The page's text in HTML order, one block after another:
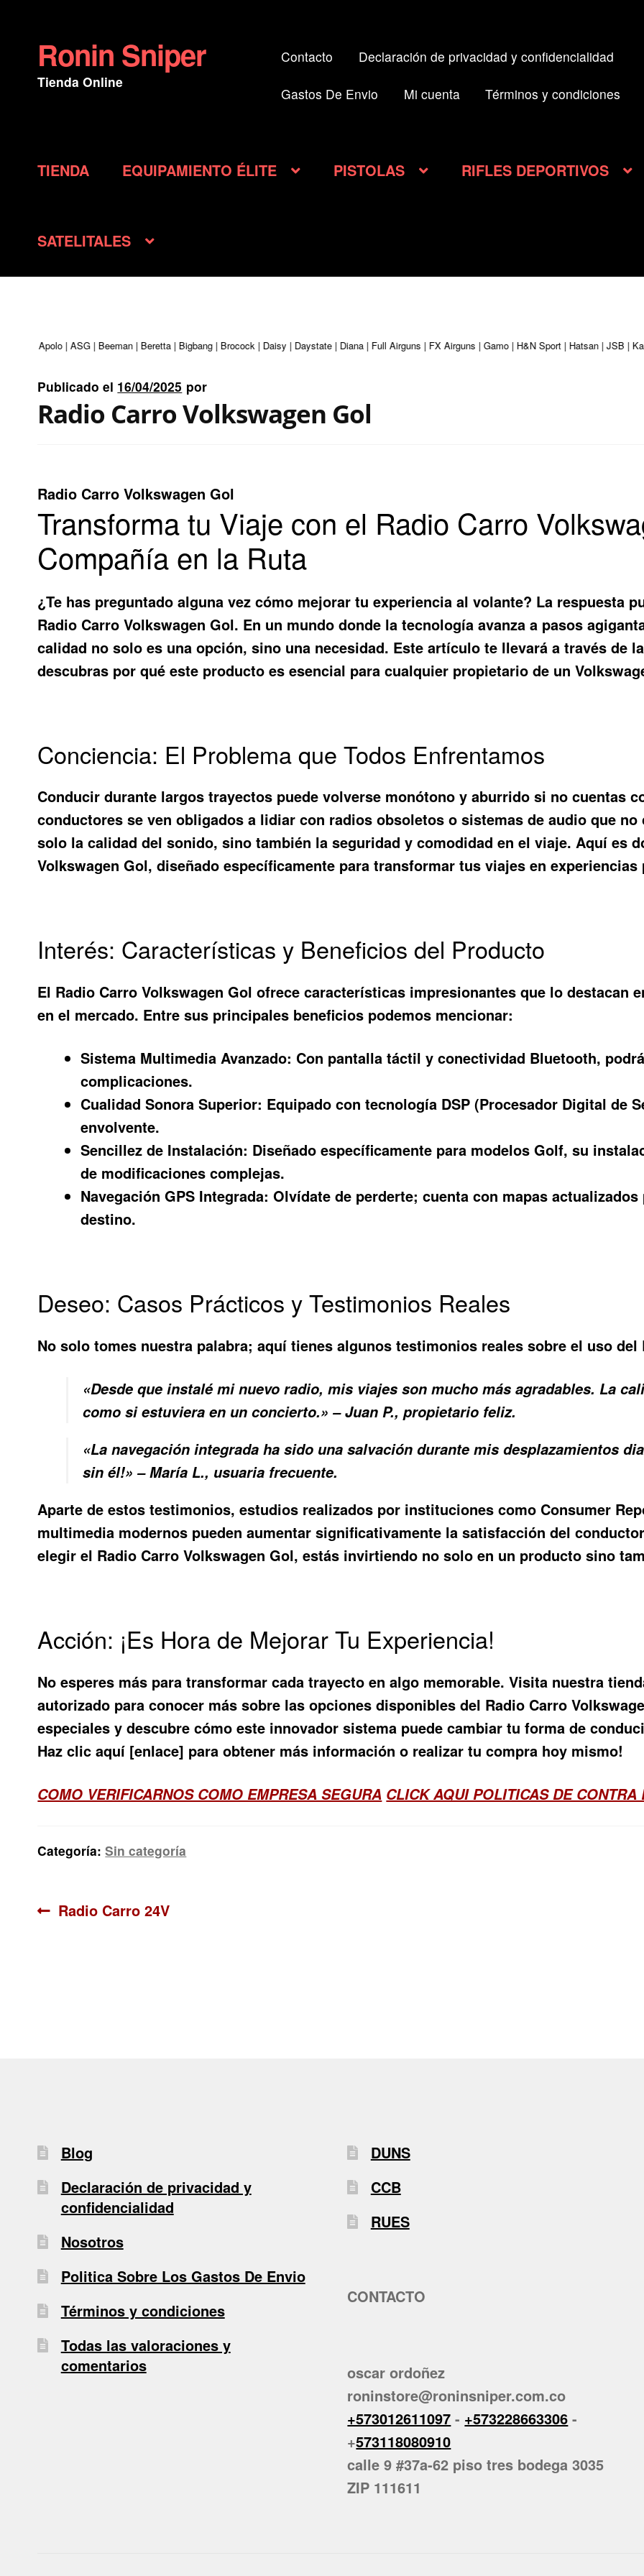
Ir
a
la
Ir
al
contenido
Ronin Sniper
Tienda Online
Contacto Declaración de privacidad y confidencialidad
Gastos De Envio Mi cuenta Términos y condiciones
TIENDA EQUIPAMIENTO ÉLITE PISTOLAS RIFLES DEPORTIVOS
SATELITALES
| Apolo | ASG | Beeman | Beretta | Bigbang | Brocock | Daisy | Daystate | Diana | Full Airguns | FX Airguns | Gamo | H&N Sport | Hatsan | JSB |
Publicado el 16/04/2025 por
Radio Carro Volkswagen Gol
Radio Carro Volkswagen Gol
Transforma tu Viaje con el Radio Carro
Compañía en la Ruta
¿Te has preguntado alguna vez cómo mejorar tu experiencia al volante? La respuesta
Radio Carro Volkswagen Gol. En un mundo donde la tecnología avanza a pasos
calidad no solo es una opción, sino una necesidad. Este artículo te llevará a través de
descubras por qué este producto es esencial para cualquier propietario de un
Conciencia: El Problema que Todos Enfrentamos
Conducir durante largos trayectos puede volverse monótono y aburrido si no cuentas
conductores se ven obligados a lidiar con radios obsoletos o sistemas de audio que
solo la calidad del sonido, sino también la seguridad y comodidad en el viaje. Aquí es
Volkswagen Gol, diseñado específicamente para transformar tus viajes en experiencias
Interés: Características y Beneficios del Producto
El Radio Carro Volkswagen Gol ofrece características impresionantes que lo destacan
en el mercado. Entre sus principales beneficios podemos mencionar:
Sistema Multimedia Avanzado: Con pantalla táctil y conectividad Bluetooth,
complicaciones.
Cualidad Sonora Superior: Equipado con tecnología DSP (Procesador Digital de
envolvente.
Sencillez de Instalación: Diseñado específicamente para modelos Golf, su
de modificaciones complejas.
Navegación GPS Integrada: Olvídate de perderte; cuenta con mapas
destino.
Deseo: Casos Prácticos y Testimonios Reales
No solo tomes nuestra palabra; aquí tienes algunos testimonios reales sobre el uso del
«Desde que instalé mi nuevo radio, mis viajes son mucho más agradables. La
como si estuviera en un concierto.» – Juan P., propietario feliz.
«La navegación integrada ha sido una salvación durante mis desplazamientos
sin él!» – María L., usuaria frecuente.
Aparte de estos testimonios, estudios realizados por instituciones como Consumer
multimedia modernos pueden aumentar significativamente la satisfacción del
elegir el Radio Carro Volkswagen Gol, estás invirtiendo no solo en un producto sino
Acción: ¡Es Hora de Mejorar Tu Experiencia!
No esperes más para transformar cada trayecto en algo memorable. Visita nuestra
autorizado para conocer más sobre las opciones disponibles del Radio Carro
especiales y descubre cómo este innovador sistema puede cambiar tu forma de
Haz clic aquí [enlace] para obtener más información o realizar tu compra hoy mismo!
COMO VERIFICARNOS COMO EMPRESA SEGURA CLICK AQUI POLITICAS DE CONTRA
Categoría:Sin categoría
Navegación
Anterior:
Radio Carro 24V
Blog
Declaración de privacidad y
confidencialidad
Nosotros
Politica Sobre Los Gastos De Envio
Términos y condiciones
Todas las valoraciones y
comentarios
DUNS
CCB
RUES
CONTACTO
oscar ordoñez
roninstore@roninsniper.com.co
+573012611097 - +573228663306 -
+573118080910
calle 9 #37a-62 piso tres bodega 3035
ZIP 111611